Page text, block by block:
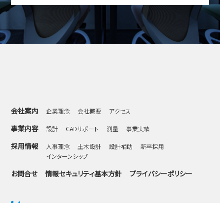
会社案内 企業理念 会社概要 アクセス
事業内容 設計 CADサポート 測量 事業実績
採用情報 人事理念 土木設計 設計補助
新卒採用
インターンシップ
お問合せ 情報セキュリティ基本方針 プライバシーポリシー